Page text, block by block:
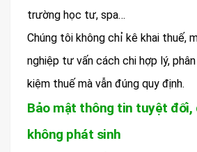
trường học tư, spa…
Chúng tôi không chỉ kê khai thuế,
nghiệp tư vấn cách chi hợp lý,
kiệm thuế mà vẫn đúng quy định.
Bảo mật thông tin tuyệt đối,
không phát sinh